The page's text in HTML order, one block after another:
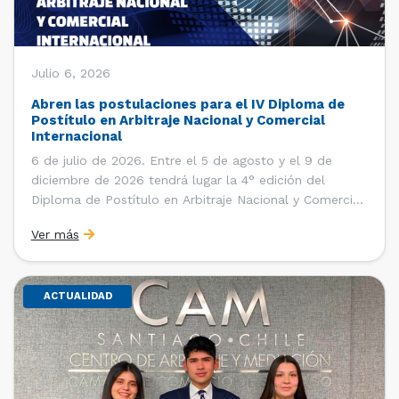
Julio 6, 2026
Abren las postulaciones para el IV Diploma de
Postítulo en Arbitraje Nacional y Comercial
Internacional
6 de julio de 2026. Entre el 5 de agosto y el 9 de
diciembre de 2026 tendrá lugar la 4° edición del
Diploma de Postítulo en Arbitraje Nacional y Comercial
Derecho Internacional de la Facultad de Derecho de la
Universidad de Chile y […]
Ver más
ACTUALIDAD